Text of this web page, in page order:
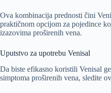
Ova kombinacija prednosti čini
praktičnom opcijom za pojedince
izazovima proširenih vena.
Uputstvo za upotrebu Venisal
Da biste efikasno koristili Venisal
simptoma proširenih vena, sledite